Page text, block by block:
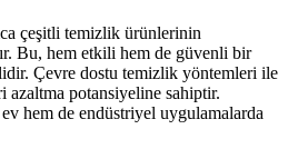
çeşitli temizlik ürünlerinin
Bu, hem etkili hem de güvenli bir
Çevre dostu temizlik yöntemleri ile
azaltma potansiyeline sahiptir.
hem de endüstriyel uygulamalarda